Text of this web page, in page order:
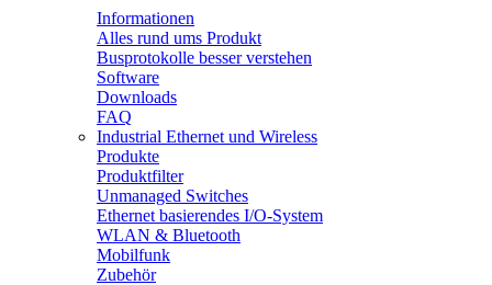
Informationen
Alles rund ums Produkt
Busprotokolle besser verstehen
Software
Downloads
FAQ
Industrial Ethernet und Wireless
Produkte
Produktfilter
Unmanaged Switches
Ethernet basierendes I/O-System
WLAN & Bluetooth
Mobilfunk
Zubehör